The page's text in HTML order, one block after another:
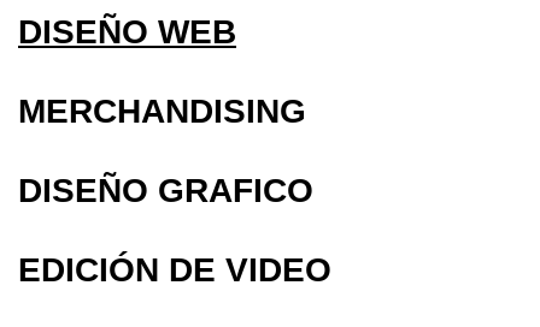
DISEÑO WEB
MERCHANDISING
DISEÑO GRAFICO
EDICIÓN DE VIDEO